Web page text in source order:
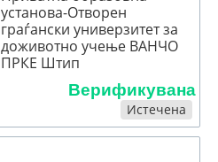
установа-Отворен
граѓански универзитет за
доживотно учење ВАНЧО
ПРКЕ Штип
Верификувана
Истечена